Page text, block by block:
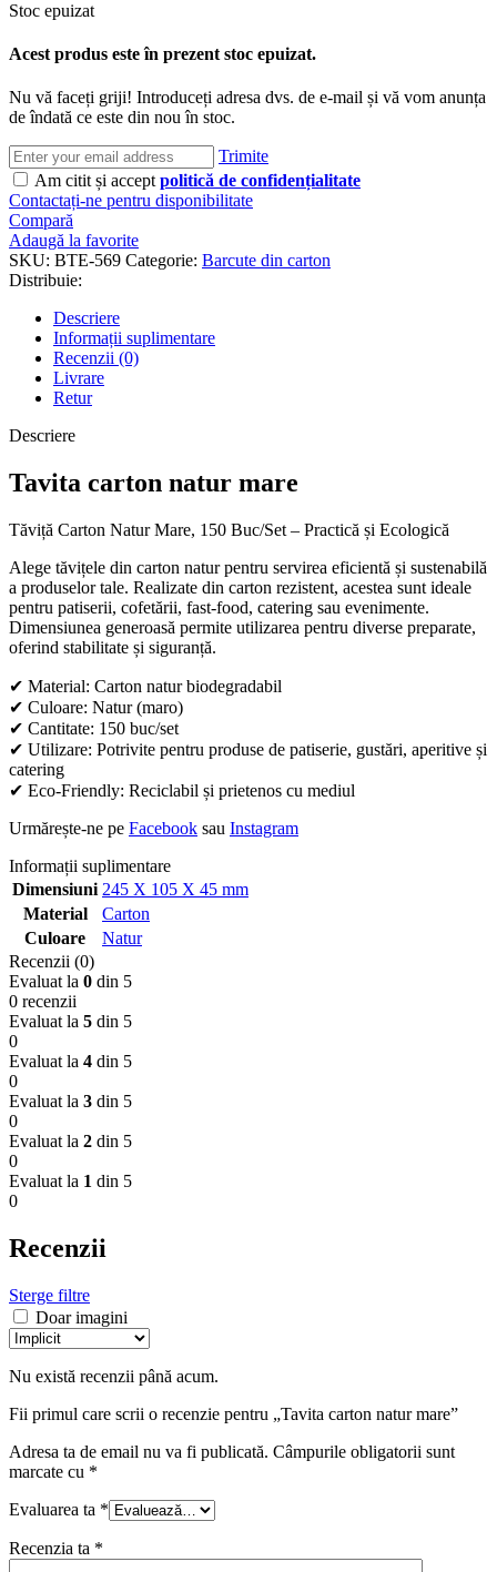
Stoc epuizat
Acest produs este în prezent stoc epuizat.
Nu vă faceți griji! Introduceți adresa dvs. de e-mail și vă vom anunța
de îndată ce este din nou în stoc.
Trimite
Am citit și accept politică de confidențialitate
Contactați-ne pentru disponibilitate
Compară
Adaugă la favorite
SKU: BTE-569 Categorie: Barcute din carton
Distribuie:
Descriere
Informații suplimentare
Recenzii (0)
Livrare
Retur
Descriere
Tavita carton natur mare
Tăviță Carton Natur Mare, 150 Buc/Set – Practică și Ecologică
Alege tăvițele din carton natur pentru servirea eficientă și sustenabilă
a produselor tale. Realizate din carton rezistent, acestea sunt ideale
pentru patiserii, cofetării, fast-food, catering sau evenimente.
Dimensiunea generoasă permite utilizarea pentru diverse preparate,
oferind stabilitate și siguranță.
✔ Material: Carton natur biodegradabil
✔ Culoare: Natur (maro)
✔ Cantitate: 150 buc/set
✔ Utilizare: Potrivite pentru produse de patiserie, gustări, aperitive și
catering
✔ Eco-Friendly: Reciclabil și prietenos cu mediul
Urmărește-ne pe Facebook sau Instagram
Informații suplimentare
Dimensiuni 245 X 105 X 45 mm
Material
Carton
Culoare
Natur
Recenzii (0)
Evaluat la 0 din 5
0 recenzii
Evaluat la 5 din 5
0
Evaluat la 4 din 5
0
Evaluat la 3 din 5
0
Evaluat la 2 din 5
0
Evaluat la 1 din 5
0
Recenzii
Sterge filtre
Doar imagini
Nu există recenzii până acum.
Fii primul care scrii o recenzie pentru „Tavita carton natur mare”
Adresa ta de email nu va fi publicată. Câmpurile obligatorii sunt
marcate cu *
Evaluarea ta *
Recenzia ta *